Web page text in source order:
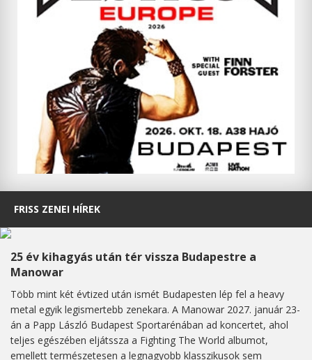
FRISS ZENEI HÍREK
25 év kihagyás után tér vissza Budapestre a
Manowar
Több mint két évtized után ismét Budapesten lép fel a heavy
metal egyik legismertebb zenekara. A Manowar 2027. január 23-
án a Papp László Budapest Sportarénában ad koncertet, ahol
teljes egészében eljátssza a Fighting The World albumot,
emellett természetesen a legnagyobb klasszikusok sem